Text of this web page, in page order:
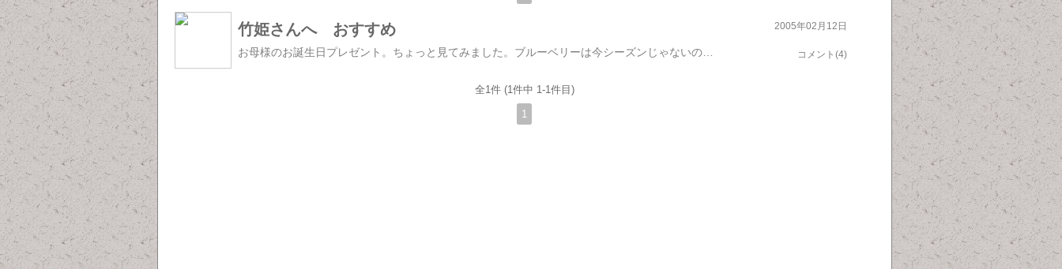
竹姫さんへ おすすめ
お母様のお誕生日プレゼント。ちょっと見てみました。ブルーベリーは今シーズンじゃないので 冷凍かドライしかないですよね。私の母だったら、と想定してジュースだったら飲みやすいし どうかなって。祖母も母も飲み物はあまりいただかないイメージがあるけれど、ブルーベリーは目にも良いって（あまり関係ないって統計もあるよね）いうので これならＯＫ？フルーツと他のミックスもあるみたいです。母ははちみつバターも好きでトーストに塗って好んで食べています。母には レモンカード、おいしいコーヒー、バニラ味のコーヒークリーム、オランダだったかな？のクッキーなどが喜ばれます。この間の ワインも大ヒットでした。
2005年02月12日
コメント(4)
全1件 (1件中 1-1件目)
1